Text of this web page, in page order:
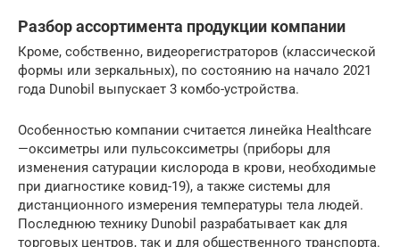
Разбор ассортимента продукции компании
Кроме, собственно, видеорегистраторов (классической
формы или зеркальных), по состоянию на начало 2021
года Dunobil выпускает 3 комбо-устройства.
Особенностью компании считается линейка Healthcare
—оксиметры или пульсоксиметры (приборы для
изменения сатурации кислорода в крови, необходимые
при диагностике ковид-19), а также системы для
дистанционного измерения температуры тела людей.
Последнюю технику Dunobil разрабатывает как для
торговых центров, так и для общественного транспорта.